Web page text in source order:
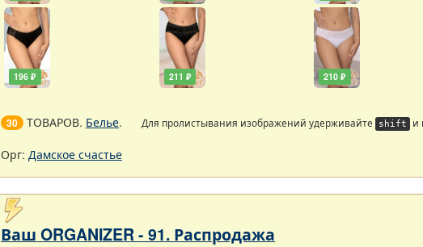
196 ₽ 211 ₽ 210 ₽
30 ТОВАРОВ. Белье. Для пролистывания изображений удерживайте shift и
Орг: Дамское счастье
Ваш ORGANIZER - 91. Распродажа